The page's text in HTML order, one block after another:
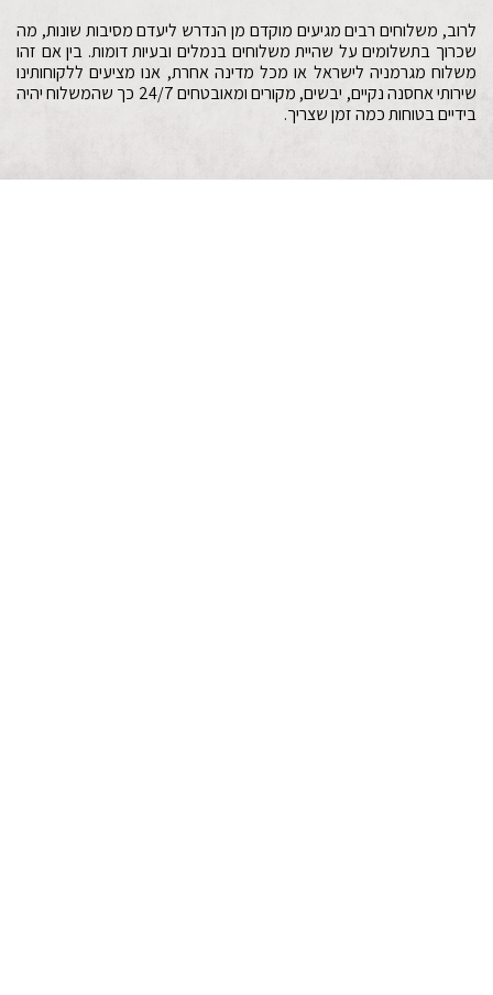
לרוב, משלוחים רבים מגיעים מוקדם מן הנדרש ליעדם מסיבות שונות, מה
שכרוך בתשלומים על שהיית משלוחים בנמלים ובעיות דומות. בין אם זהו
משלוח מגרמניה לישראל או מכל מדינה אחרת, אנו מציעים ללקוחותינו
שירותי אחסנה נקיים, יבשים, מקורים ומאובטחים 24/7 כך שהמשלוח יהיה
בידיים בטוחות כמה זמן שצריך.